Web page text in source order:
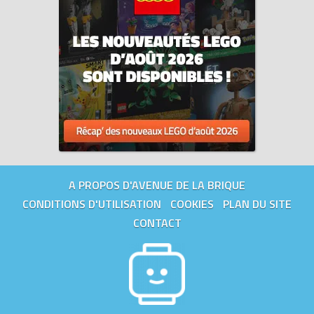
A PROPOS D'AVENUE DE LA BRIQUE
CONDITIONS D'UTILISATION
COOKIES
PLAN DU SITE
CONTACT